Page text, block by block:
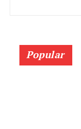
Popular